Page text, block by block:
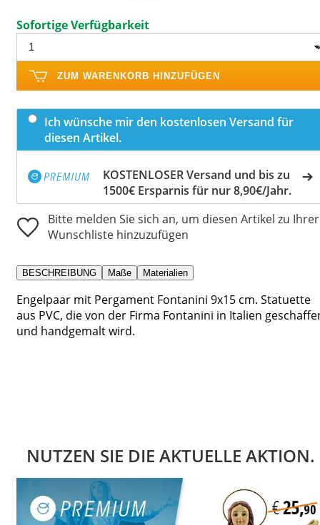
Sofortige Verfügbarkeit
ZUM WARENKORB HINZUFÜGEN
Ich wünsche mir den kostenlosen Versand für
diesen Artikel.
KOSTENLOSER Versand und bis zu
1500€ Ersparnis für nur 8,90€/Jahr.
Bitte melden Sie sich an, um diesen Artikel zu Ihrer
Wunschliste hinzuzufügen
BESCHREIBUNG Maße Materialien
Engelpaar mit Pergament Fontanini 9x15 cm. Statuette
aus PVC, die von der Firma Fontanini in Italien
und handgemalt wird.
NUTZEN SIE DIE AKTUELLE AKTION.